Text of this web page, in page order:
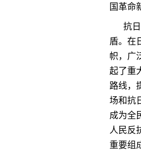
国革命
抗
盾。在
帜，广
起了重
路线，
场和抗
成为全
人民反
重要组